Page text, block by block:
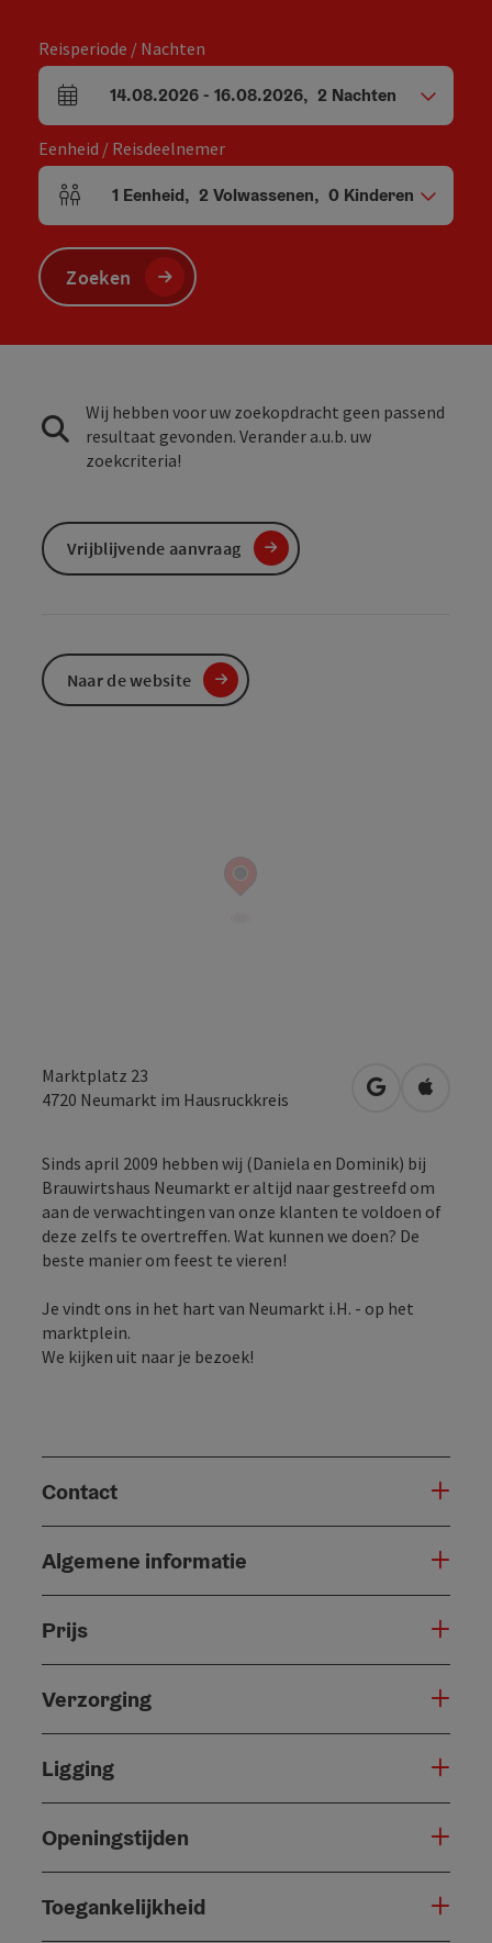
Marktplatz 23
4720 Neumarkt im Hausruckkreis Openen in
Sinds april 2009 hebben wij (Daniela en Dominik) bij
Brauwirtshaus Neumarkt er altijd naar gestreefd om
aan de verwachtingen van onze klanten te voldoen of
deze zelfs te overtreffen. Wat kunnen we doen? De
beste manier om feest te vieren!
Je vindt ons in het hart van Neumarkt i.H. - op het
marktplein.
We kijken uit naar je bezoek!
Contact
Algemene informatie
Prijs
Verzorging
Ligging
Openingstijden
Toegankelijkheid
Reisperiode / Nachten
Velden voor aankomst en vertrek
14.08.2026- 16.08.2026, 2 Nachten
Eenheid / Reisdeelnemer
Aantal eenheden en persoonsvelden
1 Eenheid, 2 Volwassenen, 0 Kinderen
Zoeken
Wij hebben voor uw zoekopdracht geen passend
resultaat gevonden. Verander a.u.b. uw
zoekcriteria!
Vrijblijvende aanvraag
Naar de website